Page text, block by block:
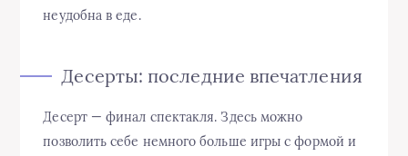
неудобна в еде.
Десерты: последние впечатления
Десерт — финал спектакля. Здесь можно
позволить себе немного больше игры с формой и